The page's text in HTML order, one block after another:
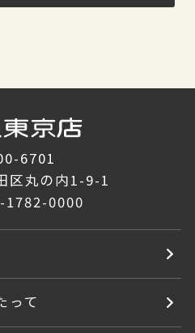
6701
区丸の内1-9-1
1782-0000
って